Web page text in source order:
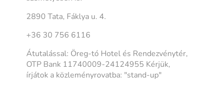
2890 Tata, Fáklya u. 4.
+36 30 756 6116
Átutalással: Öreg-tó Hotel és Rendezvénytér,
OTP Bank 11740009-24124955 Kérjük,
írjátok a közleményrovatba: "stand-up"